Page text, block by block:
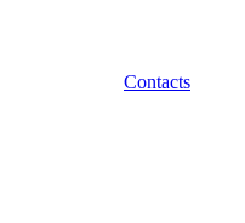
Contacts